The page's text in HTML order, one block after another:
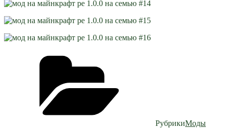
РубрикиМоды